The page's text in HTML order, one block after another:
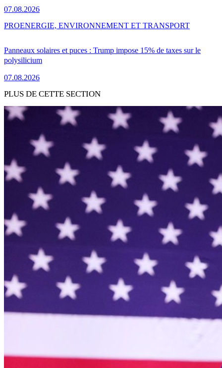
07.08.2026
Panneaux solaires et puces : Trump impose 15% de taxes sur le
polysilicium
07.08.2026
PROENERGIE, ENVIRONNEMENT ET TRANSPORT
PLUS DE CETTE SECTION